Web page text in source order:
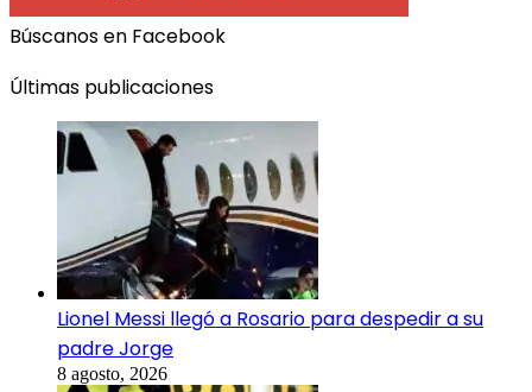
Búscanos en Facebook
Últimas publicaciones
Lionel Messi llegó a Rosario para despedir a su
padre Jorge
8 agosto, 2026